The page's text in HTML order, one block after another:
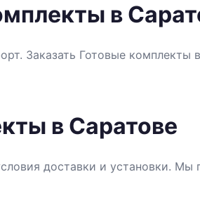
в
Заказать Готовые комплекты
в Саратове
доставки и установки. Мы